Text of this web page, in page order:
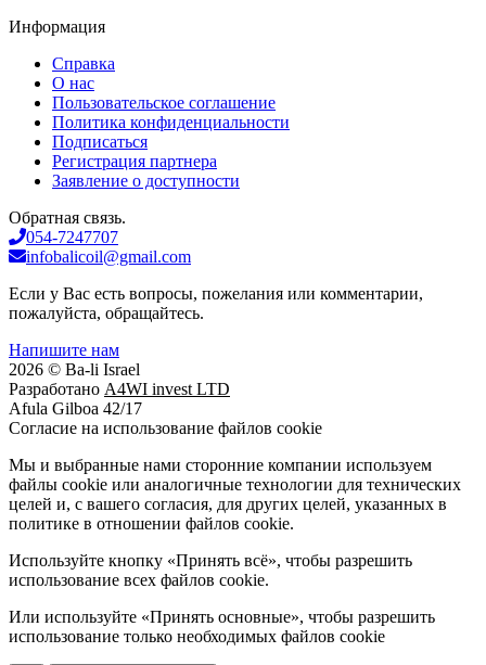
Информация
Справка
О нас
Пользовательское соглашение
Политика конфиденциальности
Подписаться
Регистрация партнера
Заявление о доступности
Обратная связь.
054-7247707
infobalicoil@gmail.com
Если у Вас есть вопросы, пожелания или комментарии,
пожалуйста, обращайтесь.
Напишите нам
2026 © Ba-li Israel
Разработано A4WI invest LTD
Afula Gilboa 42/17
Cогласие на использование файлов cookie
Мы и выбранные нами сторонние компании используем
файлы cookie или аналогичные технологии для технических
целей и, с вашего согласия, для других целей, указанных в
политике в отношении файлов cookie.
Используйте кнопку «Принять всё», чтобы разрешить
использование всех файлов cookie.
Или используйте «Принять основные», чтобы разрешить
использование только необходимых файлов cookie